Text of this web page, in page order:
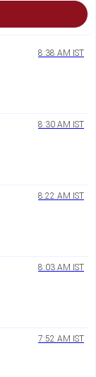
8:38 AM IST
8:30 AM IST
8:22 AM IST
8:03 AM IST
7:52 AM IST